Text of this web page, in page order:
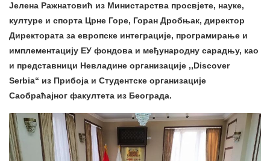
Јелена Ражнатовић из Министарства просвјете, науке,
културе и спорта Црне Горе, Горан Дробњак, директор
Директората за европске интеграције, програмирање и
имплементацију ЕУ фондова и међународну сарадњу, као
и представници Невладине организације ,,Discover
Serbia“ из Прибоја и Студентске организације
Саобраћајног факултета из Београда.